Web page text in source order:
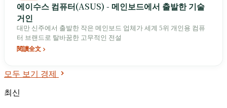
에이수스 컴퓨터(ASUS) - 메인보드에서 출발한 기술
거인
대만 신주에서 출발한 작은 메인보드 업체가 세계 5위 개인용 컴퓨
터 브랜드로 탈바꿈한 고무적인 전설
閱讀全文
모두 보기 경제
최신